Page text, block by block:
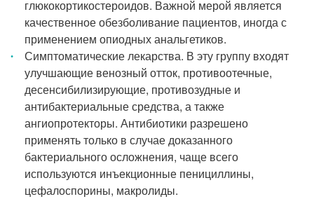
глюкокортикостероидов. Важной мерой является
качественное обезболивание пациентов, иногда с
применением опиодных анальгетиков.
Симптоматические лекарства. В эту группу входят
улучшающие венозный отток, противоотечные,
десенсибилизирующие, противозудные и
антибактериальные средства, а также
ангиопротекторы. Антибиотики разрешено
применять только в случае доказанного
бактериального осложнения, чаще всего
используются инъекционные пенициллины,
цефалоспорины, макролиды.